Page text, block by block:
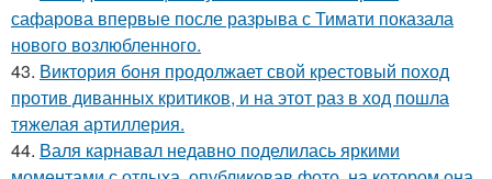
сафарова впервые после разрыва с Тимати показала
нового возлюбленного.
43. Виктория боня продолжает свой крестовый поход
против диванных критиков, и на этот раз в ход пошла
тяжелая артиллерия.
44. Валя карнавал недавно поделилась яркими